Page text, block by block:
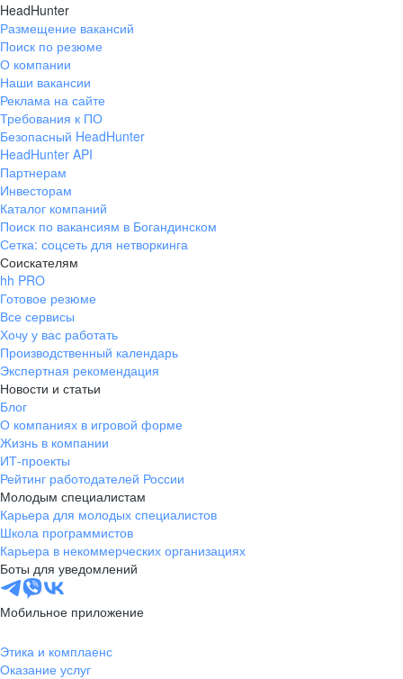
HeadHunter
Размещение вакансий
Поиск по резюме
О компании
Наши вакансии
Реклама на сайте
Требования к ПО
Безопасный HeadHunter
HeadHunter API
Партнерам
Инвесторам
Каталог компаний
Поиск по вакансиям в Богандинском
Сетка: соцсеть для нетворкинга
Соискателям
hh PRO
Готовое резюме
Все сервисы
Хочу у вас работать
Производственный календарь
Экспертная рекомендация
Новости и статьи
Блог
О компаниях в игровой форме
Жизнь в компании
ИТ-проекты
Рейтинг работодателей России
Молодым специалистам
Карьера для молодых специалистов
Школа программистов
Карьера в некоммерческих организациях
Боты для уведомлений
Мобильное приложение
Этика и комплаенс
Оказание услуг